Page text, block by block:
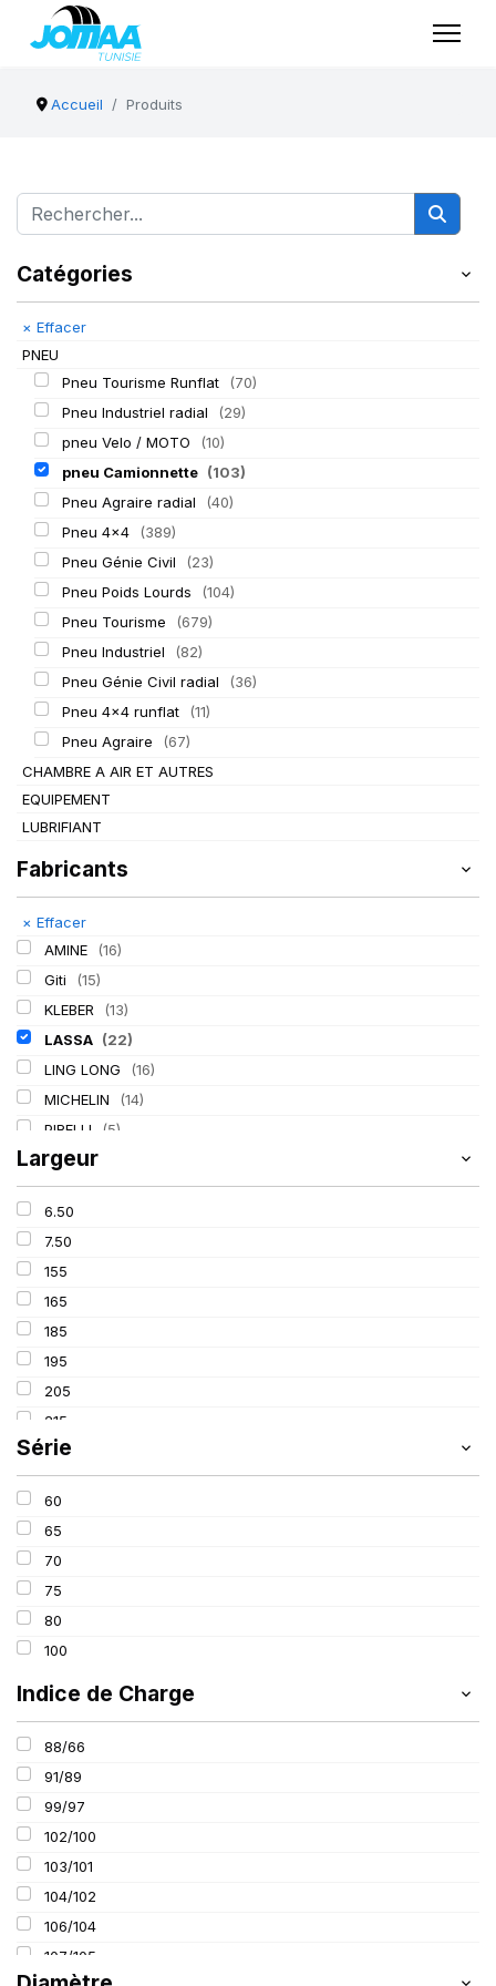
Accueil Produits
Catégories
× Effacer
PNEU
Pneu Tourisme Runflat
(70)
Pneu Industriel radial
(29)
pneu Velo / MOTO
(10)
pneu Camionnette (103)
Pneu Agraire radial
(40)
Pneu 4x4
(389)
Pneu Génie Civil
(23)
Pneu Poids Lourds
(104)
Pneu Tourisme
(679)
Pneu Industriel
(82)
Pneu Génie Civil radial
(36)
Pneu 4x4 runflat
(11)
Pneu Agraire
(67)
CHAMBRE A AIR ET AUTRES
EQUIPEMENT
LUBRIFIANT
Fabricants
× Effacer
AMINE
(16)
Giti
(15)
KLEBER
(13)
LASSA (22)
LING LONG
(16)
MICHELIN
(14)
PIRELLI
(5)
TIGAR (2)
Largeur
6.50
7.50
155
165
185
195
205
215
225
235
Série
60
65
70
75
80
100
Indice de Charge
88/66
91/89
99/97
102/100
103/101
104/102
106/104
107/105